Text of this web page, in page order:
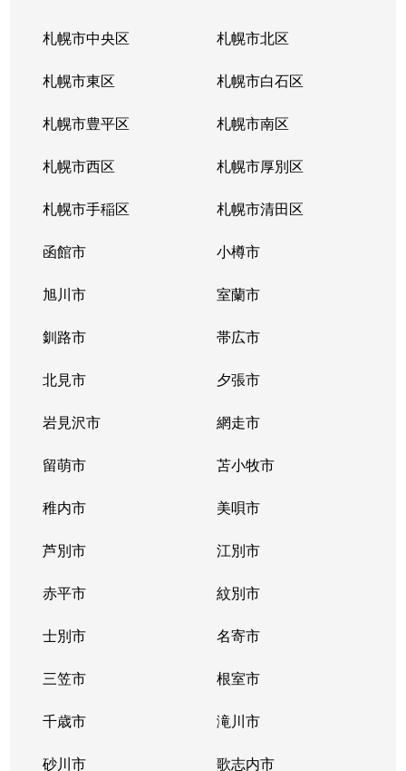
月寒東２条
福住
月寒東２条
福住
月寒東３条
月寒中央
月寒東４条
月寒中央
月寒東４条
南郷7丁目
月寒東５条
南郷7丁目
豊平２条
東札幌
豊平２条
東札幌
豊平３条
学園前(札幌)
豊平４条
豊平公園
豊平４条
豊平公園
豊平４条
豊平公園
豊平６条
学園前(札幌)
豊平８条
学園前(札幌)
豊平８条
豊平公園
豊平９条
豊平公園
中の島１条
中の島
札幌市中央区 札幌市北区
札幌市東区 札幌市白石区
札幌市豊平区 札幌市南区
札幌市西区 札幌市厚別区
札幌市手稲区 札幌市清田区
函館市 小樽市
旭川市 室蘭市
釧路市 帯広市
北見市 夕張市
岩見沢市 網走市
留萌市 苫小牧市
稚内市 美唄市
芦別市 江別市
赤平市 紋別市
士別市 名寄市
三笠市 根室市
千歳市 滝川市
砂川市 歌志内市